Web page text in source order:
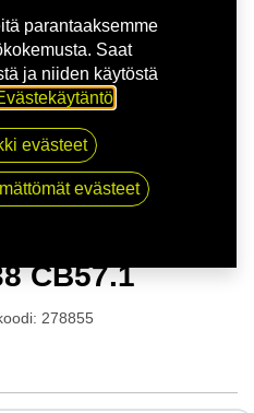
7x16 5/100 ET38 CB57.1
CB57.1
278855
parantaaksemme
Saat
ja niiden käytöstä
evästeet
evästeet